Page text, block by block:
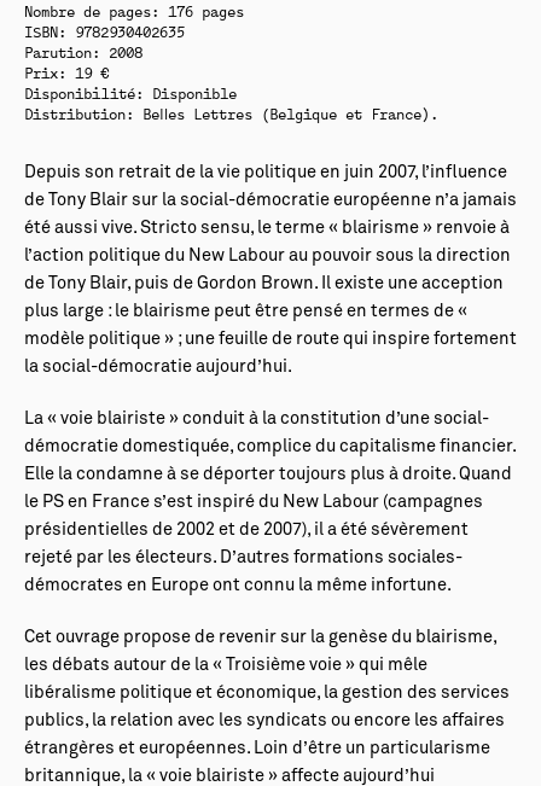
Nombre de pages: 176 pages
ISBN: 9782930402635
Parution: 2008
Prix: 19 €
Disponibilité:
Disponible
Distribution: Belles Lettres (Belgique et France).
Depuis son retrait de la vie politique en juin 2007, l’influence
de Tony Blair sur la social-démocratie européenne n’a jamais
été aussi vive. Stricto sensu, le terme « blairisme » renvoie à
l’action politique du New Labour au pouvoir sous la direction
de Tony Blair, puis de Gordon Brown. Il existe une acception
plus large : le blairisme peut être pensé en termes de «
modèle politique » ; une feuille de route qui inspire fortement
la social-démocratie aujourd’hui.
La « voie blairiste » conduit à la constitution d’une social-
démocratie domestiquée, complice du capitalisme financier.
Elle la condamne à se déporter toujours plus à droite. Quand
le PS en France s’est inspiré du New Labour (campagnes
présidentielles de 2002 et de 2007), il a été sévèrement
rejeté par les électeurs. D’autres formations sociales-
démocrates en Europe ont connu la même infortune.
Cet ouvrage propose de revenir sur la genèse du blairisme,
les débats autour de la « Troisième voie » qui mêle
libéralisme politique et économique, la gestion des services
publics, la relation avec les syndicats ou encore les affaires
étrangères et européennes. Loin d’être un particularisme
britannique, la « voie blairiste » affecte aujourd’hui